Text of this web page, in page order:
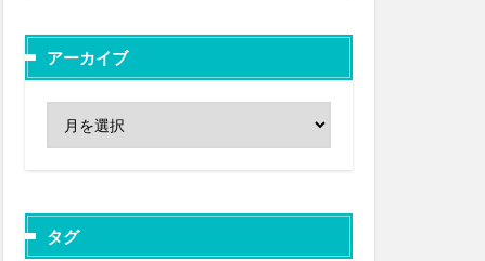
アーカイブ
タグ